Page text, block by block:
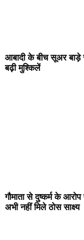
आबादी के बीच सूअर बाड़े
बढ़ी मुश्किलें
गौमाता से दुष्कर्म के
अभी नहीं मिले ठोस साक्ष्य